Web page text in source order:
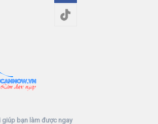
giúp bạn làm được ngay